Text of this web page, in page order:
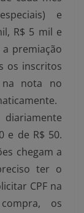
e
R$ 5 mil e
premiação
os inscritos
na nota no
e de R$ 50.
chegam a
ter o
CPF na
os